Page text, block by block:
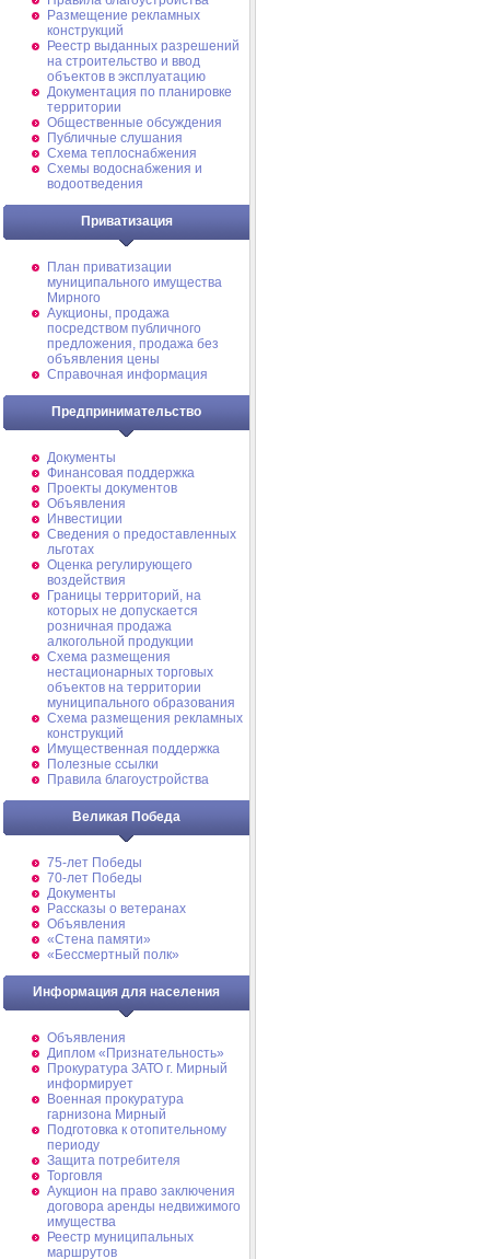
Размещение рекламных
конструкций
Реестр выданных разрешений
на строительство и ввод
объектов в эксплуатацию
Документация по планировке
территории
Общественные обсуждения
Публичные слушания
Схема теплоснабжения
Схемы водоснабжения и
водоотведения
Приватизация
План приватизации
муниципального имущества
Мирного
Аукционы, продажа
посредством публичного
предложения, продажа без
объявления цены
Справочная информация
Предпринимательство
Документы
Финансовая поддержка
Проекты документов
Объявления
Инвестиции
Сведения о предоставленных
льготах
Оценка регулирующего
воздействия
Границы территорий, на
которых не допускается
розничная продажа
алкогольной продукции
Схема размещения
нестационарных торговых
объектов на территории
муниципального образования
Схема размещения рекламных
конструкций
Имущественная поддержка
Полезные ссылки
Правила благоустройства
Великая Победа
75-лет Победы
70-лет Победы
Документы
Рассказы о ветеранах
Объявления
«Стена памяти»
«Бессмертный полк»
Информация для населения
Объявления
Диплом «Признательность»
Прокуратура ЗАТО г. Мирный
информирует
Военная прокуратура
гарнизона Мирный
Подготовка к отопительному
периоду
Защита потребителя
Торговля
Аукцион на право заключения
договора аренды недвижимого
имущества
Реестр муниципальных
маршрутов